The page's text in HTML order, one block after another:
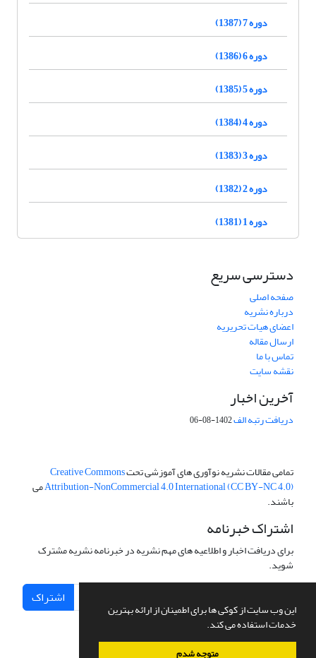
این وب سایت از کوکی ها برای اطمینان از ارائه بهترین
خدمات استفاده می کند.
متوجه شدم
دوره 7 (1387)
دوره 6 (1386)
دوره 5 (1385)
دوره 4 (1384)
دوره 3 (1383)
دوره 2 (1382)
دوره 1 (1381)
دسترسی سریع
صفحه اصلی
درباره نشریه
اعضای هیات تحریریه
ارسال مقاله
تماس با ما
نقشه سایت
آخرین اخبار
دریافت رتبه الف1402-08-06
تمامی مقالات نشریه نوآوری های آموزشی تحتCreative Commons
Attribution-NonCommercial 4.0 International (CC BY-NC 4.0)می
باشند.
اشتراک خبرنامه
برای دریافت اخبار و اطلاعیه های مهم نشریه در خبرنامه نشریه مشترک
شوید.
اشتراک